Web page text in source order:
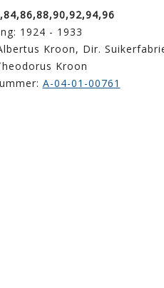
1924 - 1933
Kroon, Dir.
Kroon
A-04-01-00761